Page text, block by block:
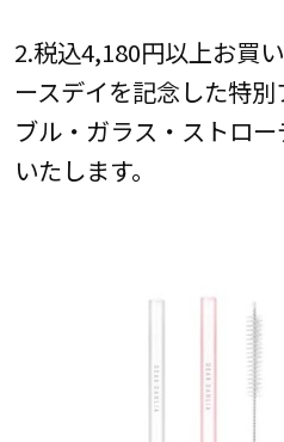
2.税込4,180円以上お買
ースデイを記念した特
ブル・ガラス・ストロ
いたします。